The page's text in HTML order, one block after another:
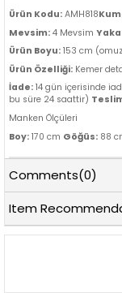
Ürün Kodu: AMH818
Mevsim: 4 Mevsim
Ürün Boyu: 153 cm
Ürün Özelliği: Kemer
İade: 14 gün içerisinde
bu süre 24 saattir)
Manken Ölçüleri
Boy: 170 cm Göğüs: 88
Comments(0)
Item